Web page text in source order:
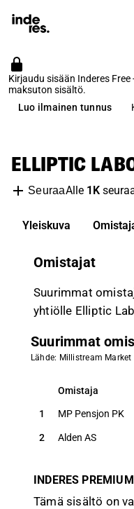
Kirjaudu sisään Inderes
maksuton sisältö.
Luo ilmainen tunnus
ELLIPTIC
SeuraaAlle 1K
Yleiskuva
Omistajat
Suurimmat
yhtiölle Elliptic
Suurimmat
Lähde: Millistream Market
Omistaja
Omistaja
1 MP Pensjon PK
2 Alden AS
INDERES PREMIUM
Tämä sisältö on